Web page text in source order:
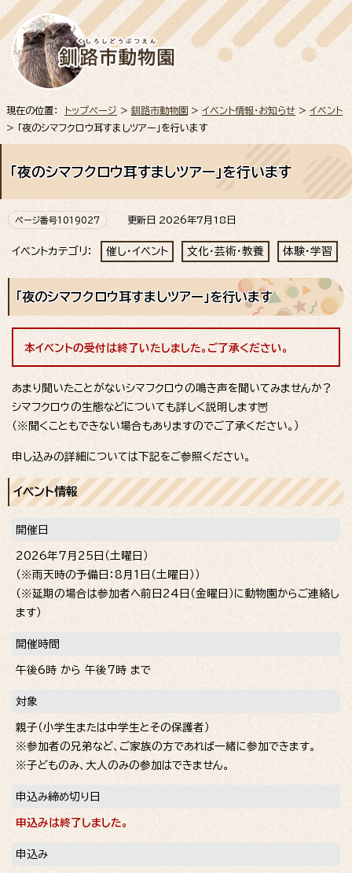
現在の位置： トップページ > 釧路市動物園 > イベント情報・お知らせ > イベント
> 「夜のシマフクロウ耳すましツアー」を行います
「夜のシマフクロウ耳すましツアー」を行います
ページ番号1019027 更新日 2026年7月18日
イベントカテゴリ： 催し・イベント 文化・芸術・教養 体験・学習
「夜のシマフクロウ耳すましツアー」を行います
本イベントの受付は終了いたしました。ご了承ください。
あまり聞いたことがないシマフクロウの鳴き声を聞いてみませんか？
シマフクロウの生態などについても詳しく説明します🦉
（※聞くこともできない場合もありますのでご了承ください。）
申し込みの詳細については下記をご参照ください。
イベント情報
開催日
2026年7月25日（土曜日）
（※雨天時の予備日：8月1日（土曜日））
（※延期の場合は参加者へ前日24日（金曜日）に動物園からご連絡し
ます）
開催時間
午後6時 から 午後7時 まで
対象
親子（小学生または中学生とその保護者）
※参加者の兄弟など、ご家族の方であれば一緒に参加できます。
※子どものみ、大人のみの参加はできません。
申込み締め切り日
申込みは終了しました。
申込み